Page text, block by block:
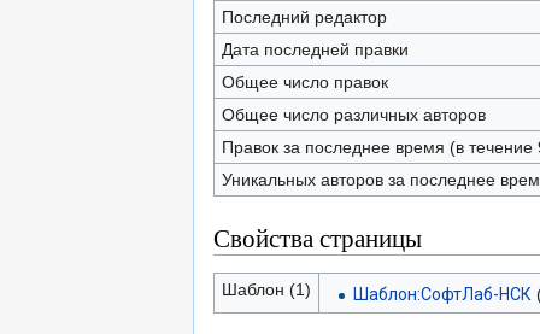
Последний редактор
Дата последней правки
Общее число правок
Общее число различных авторов
Правок за последнее время (в течение
Уникальных авторов за последнее
Свойства страницы
Шаблон (1) Шаблон:СофтЛаб-НСК